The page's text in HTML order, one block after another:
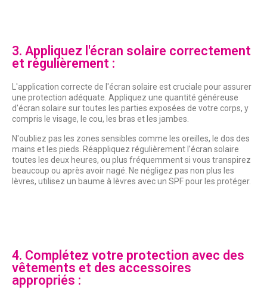
3. Appliquez l'écran solaire correctement
et régulièrement :
L'application correcte de l'écran solaire est cruciale pour assurer
une protection adéquate. Appliquez une quantité généreuse
d'écran solaire sur toutes les parties exposées de votre corps, y
compris le visage, le cou, les bras et les jambes.
N'oubliez pas les zones sensibles comme les oreilles, le dos des
mains et les pieds. Réappliquez régulièrement l'écran solaire
toutes les deux heures, ou plus fréquemment si vous transpirez
beaucoup ou après avoir nagé. Ne négligez pas non plus les
lèvres, utilisez un baume à lèvres avec un SPF pour les protéger.
4. Complétez votre protection avec des
vêtements et des accessoires
appropriés :